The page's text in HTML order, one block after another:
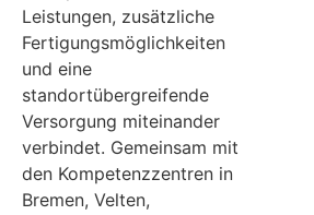
Leistungen, zusätzliche
Fertigungsmöglichkeiten
und eine
standortübergreifende
Versorgung miteinander
verbindet. Gemeinsam mit
den Kompetenzzentren in
Bremen, Velten,